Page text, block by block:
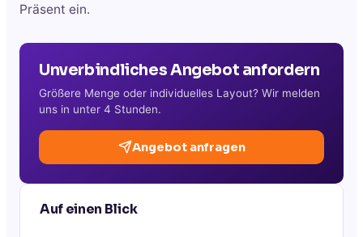
Präsent ein.
Unverbindliches Angebot anfordern
Größere Menge oder individuelles Layout? Wir melden
uns in unter 4 Stunden.
Angebot anfragen
Auf einen Blick